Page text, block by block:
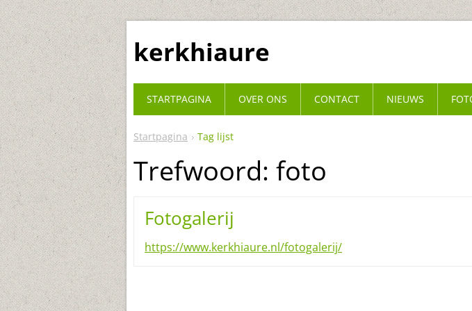
kerkhiaure
Startpagina Tag lijst
Trefwoord: foto
Fotogalerij
https://www.kerkhiaure.nl/fotogalerij/
STARTPAGINA OVER ONS CONTACT NIEUWS